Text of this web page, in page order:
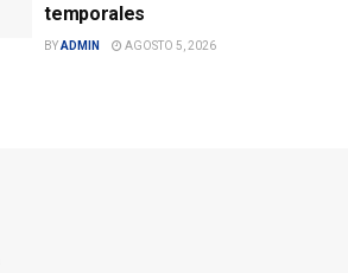
temporales
BYADMIN AGOSTO 5, 2026